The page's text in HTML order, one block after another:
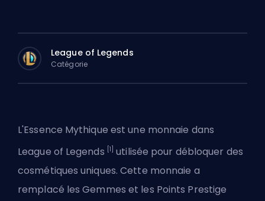
League of Legends
Catégorie
L'Essence Mythique est une monnaie dans
League of Legends [1] utilisée pour débloquer des
cosmétiques uniques. Cette monnaie a
remplacé les Gemmes et les Points Prestige